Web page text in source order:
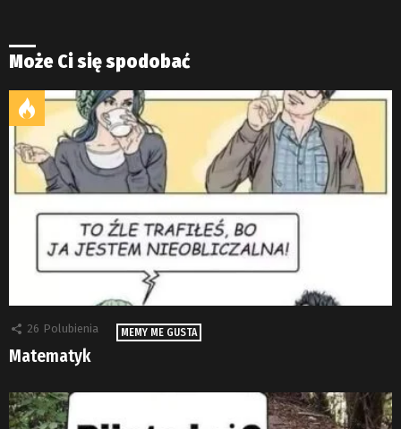
Może Ci się spodobać
26 Polubienia MEMY ME GUSTA
Matematyk